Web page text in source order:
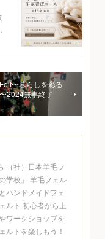
〜暮らしを彩る
2024無事終了
（社）日本羊毛フ
学校」 羊毛フェル
ハンドメイドフェ
ルト 初心者から上
ワークショップを
ルトを楽しもう！